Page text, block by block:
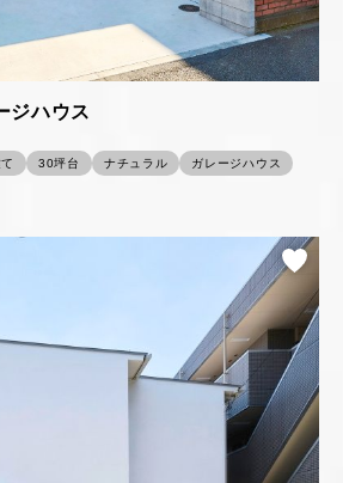
ジハウス
30坪台 ナチュラル
ガレージハウス